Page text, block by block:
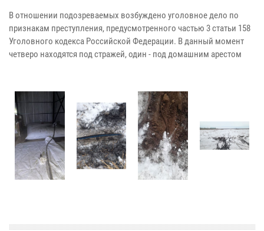
В отношении подозреваемых возбуждено уголовное дело по
признакам преступления, предусмотренного частью 3 статьи 158
Уголовного кодекса Российской Федерации. В данный момент
четверо находятся под стражей, один - под домашним арестом